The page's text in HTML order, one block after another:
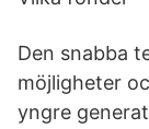
Den snabba
möjligheter
yngre